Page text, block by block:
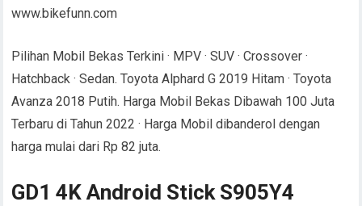
www.bikefunn.com
Pilihan Mobil Bekas Terkini · MPV · SUV · Crossover ·
Hatchback · Sedan. Toyota Alphard G 2019 Hitam · Toyota
Avanza 2018 Putih. Harga Mobil Bekas Dibawah 100 Juta
Terbaru di Tahun 2022 · Harga Mobil dibanderol dengan
harga mulai dari Rp 82 juta.
GD1 4K Android Stick S905Y4